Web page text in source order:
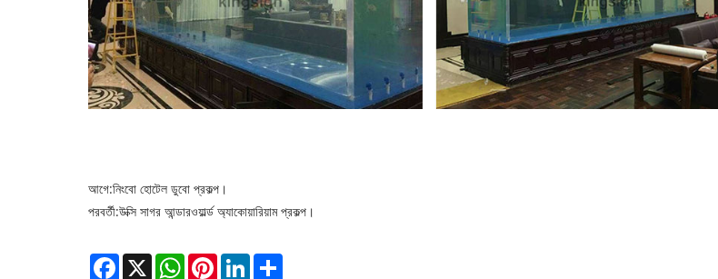
আগে:নিংবো হোটেল ডুবো প্রকল্প।
পরবর্তী:উক্সি সাগর আন্ডারওয়ার্ল্ড অ্যাকোয়ারিয়াম প্রকল্প।
Facebook
X WhatsAppPinterestLinkedIn